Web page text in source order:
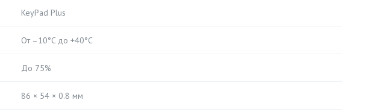
KeyPad Plus
От –10°C до +40°C
До 75%
86 × 54 × 0.8 мм